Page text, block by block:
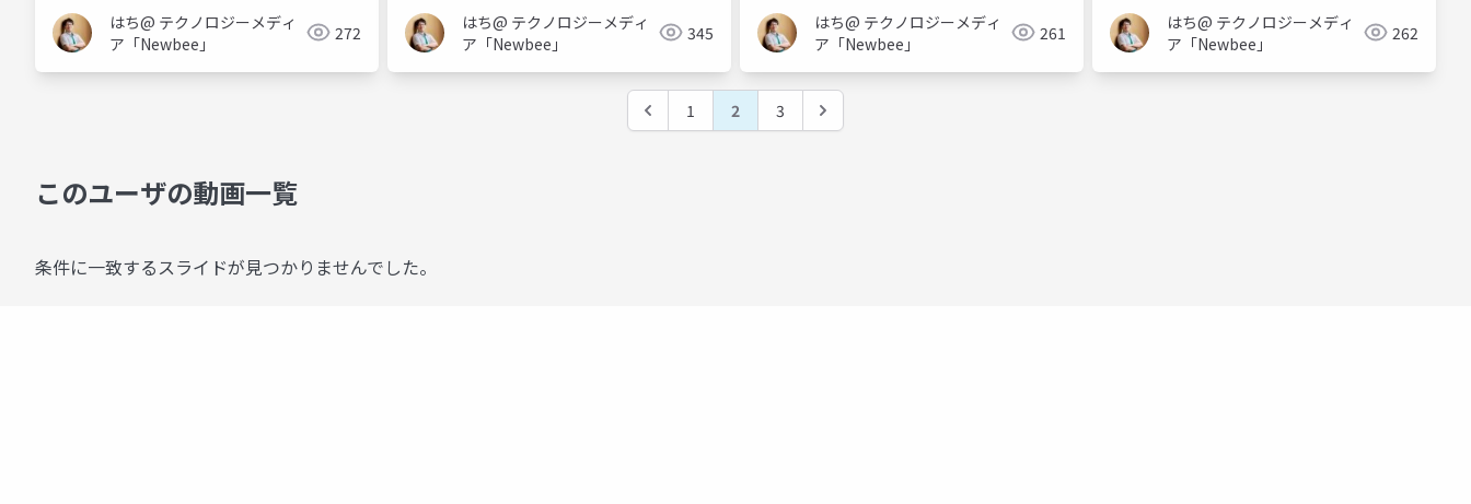
はち@ テクノロジーメディ
ア「Newbee」
272
はち@ テクノロジーメディ
ア「Newbee」
345
はち@ テクノロジーメディ
ア「Newbee」
261
はち@ テクノロジーメディ
ア「Newbee」
262
1 2 3
このユーザの動画一覧
条件に一致するスライドが見つかりませんでした。